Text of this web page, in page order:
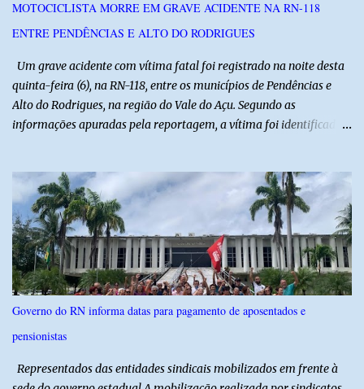
pública. Segundo a Polícia Federal, a atuação dele contou com a
ajuda de Luchsinger e se concentrou no Ministério da Saúde e no
MOTOCICLISTA MORRE EM GRAVE ACIDENTE NA RN-118
ENTRE PENDÊNCIAS E ALTO DO RODRIGUES
Um grave acidente com vítima fatal foi registrado na noite desta
quinta-feira (6), na RN-118, entre os municípios de Pendências e
Alto do Rodrigues, na região do Vale do Açu. Segundo as
informações apuradas pela reportagem, a vítima foi identificada
quando, ao passar por uma curva, perdeu o controle do veículo e
acabou colidindo frontalmente com um caminhão pertencente à
empresa CLC. Com a violência do impacto, o motociclista morreu
ainda no local. A ambulância do Hospital de Alto do Rodrigues foi
acionada para prestar socorro, porém, ao chegar, a equipe
constatou que a vítima já estava sem sinais vitais. A força da
colisão foi tão intensa que diversas peças da motocicleta ficaram
espalhadas pela rodovia, evidenciando a gravidade do acidente. A
Polícia Militar realizou o isolamento da área para garantir a
Governo do RN informa datas para pagamento de aposentados e
pensionistas
Representados das entidades sindicais mobilizados em frente à